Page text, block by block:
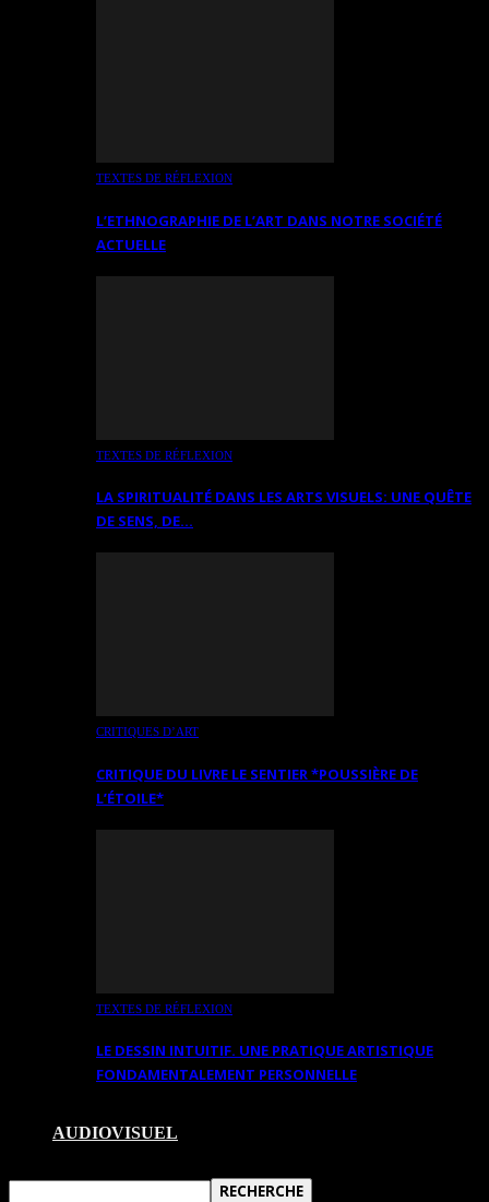
TEXTES DE RÉFLEXION
L’ETHNOGRAPHIE DE L’ART DANS NOTRE SOCIÉTÉ
ACTUELLE
TEXTES DE RÉFLEXION
LA SPIRITUALITÉ DANS LES ARTS VISUELS: UNE QUÊTE
DE SENS, DE…
CRITIQUES D’ART
CRITIQUE DU LIVRE LE SENTIER *POUSSIÈRE DE
L’ÉTOILE*
TEXTES DE RÉFLEXION
LE DESSIN INTUITIF. UNE PRATIQUE ARTISTIQUE
FONDAMENTALEMENT PERSONNELLE
AUDIOVISUEL